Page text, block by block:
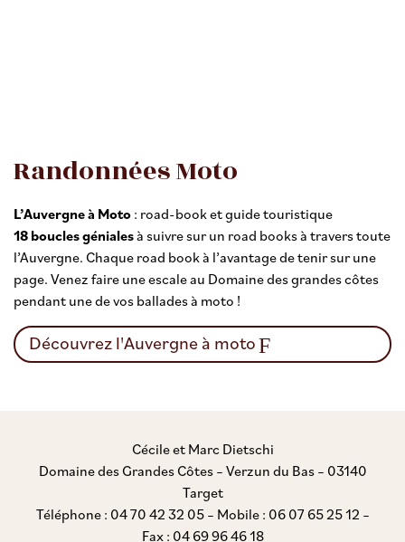
Randonnées Moto
L’Auvergne à Moto : road-book et guide touristique
18 boucles génialesà suivre sur un road books à travers toute
l’Auvergne. Chaque road book à l’avantage de tenir sur une
page. Venez faire une escale au Domaine des grandes côtes
pendant une de vos ballades à moto !
Découvrez l'Auvergne à moto
Cécile et Marc Dietschi
Domaine des Grandes Côtes – Verzun du Bas – 03140
Target
Téléphone : 04 70 42 32 05 – Mobile : 06 07 65 25 12 –
Fax : 04 69 96 46 18